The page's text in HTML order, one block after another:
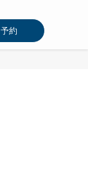
予約